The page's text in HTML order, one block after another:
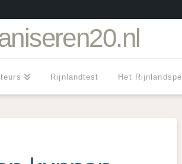
Rijnlandtest Het Rijnlandspel